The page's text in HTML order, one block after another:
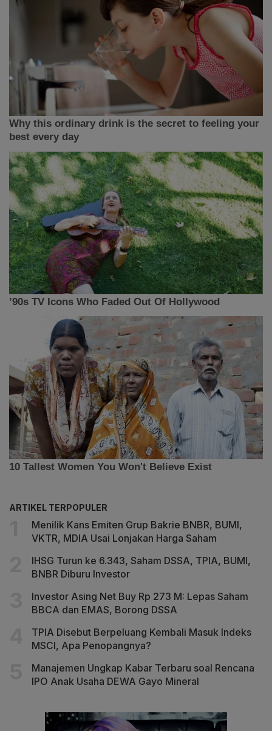
ARTIKEL TERPOPULER
Menilik Kans Emiten Grup Bakrie BNBR, BUMI,
VKTR, MDIA Usai Lonjakan Harga Saham
IHSG Turun ke 6.343, Saham DSSA, TPIA, BUMI,
BNBR Diburu Investor
Investor Asing Net Buy Rp 273 M: Lepas Saham
BBCA dan EMAS, Borong DSSA
TPIA Disebut Berpeluang Kembali Masuk Indeks
MSCI, Apa Penopangnya?
Manajemen Ungkap Kabar Terbaru soal Rencana
IPO Anak Usaha DEWA Gayo Mineral